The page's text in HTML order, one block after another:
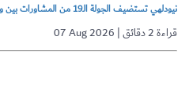
نيودلهي تستضيف الجولة الـ19 من المشاورات بين وزارتي الخارجية بين الهند وسنغافورة
07 Aug 2026 | قراءة 2 دقائق